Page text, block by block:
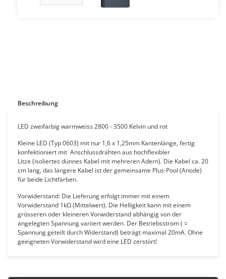
Beschreibung
LED zweifarbig warmweiss 2800 - 3500 Kelvin und rot
Kleine LED (Typ 0603) mit nur 1,6 x 1,25mm Kantenlänge, fertig
konfektioniert mit Anschlussdrähten aus hochflexibler
Litze (isoliertes dünnes Kabel mit mehreren Adern). Die Kabel ca. 20
cm lang, das längere Kabel ist der gemeinsame Plus-Pool (Anode)
für beide Lichtfarben.
Vorwiderstand: Die Lieferung erfolgt immer mit einem
Vorwiderstand 1kΩ (Mittelwert). Die Helligkeit kann mit einem
grösseren oder kleineren Vorwiderstand abhängig von der
angelegten Spannung variiert werden. Der Betriebsstrom ( =
Spannung geteilt durch Widerstand) beträgt maximal 20mA. Ohne
geeigneten Vorwiderstand wird eine LED zerstört!